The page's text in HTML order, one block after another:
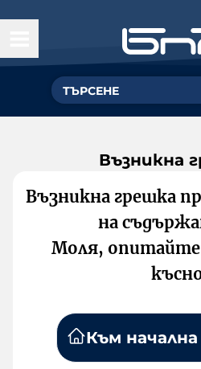
Възникна
Възникна грешка
на
Моля,
Към